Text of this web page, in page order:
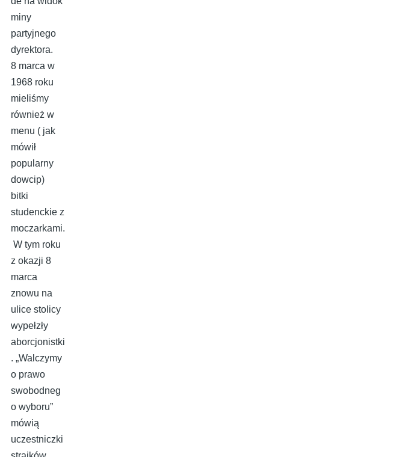
miny
partyjnego
dyrektora.
8 marca w
1968 roku
mieliśmy
również w
menu ( jak
mówił
popularny
dowcip)
bitki
studenckie z
moczarkami.
W tym roku
z okazji 8
marca
znowu na
ulice stolicy
wypełzły
aborcjonistki
. „Walczymy
o prawo
swobodneg
o wyboru”
mówią
uczestniczki